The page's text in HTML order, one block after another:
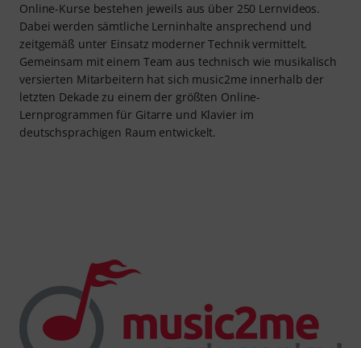
Online-Kurse bestehen jeweils aus über 250 Lernvideos.
Dabei werden sämtliche Lerninhalte ansprechend und
zeitgemäß unter Einsatz moderner Technik vermittelt.
Gemeinsam mit einem Team aus technisch wie musikalisch
versierten Mitarbeitern hat sich music2me innerhalb der
letzten Dekade zu einem der größten Online-
Lernprogrammen für Gitarre und Klavier im
deutschsprachigen Raum entwickelt.